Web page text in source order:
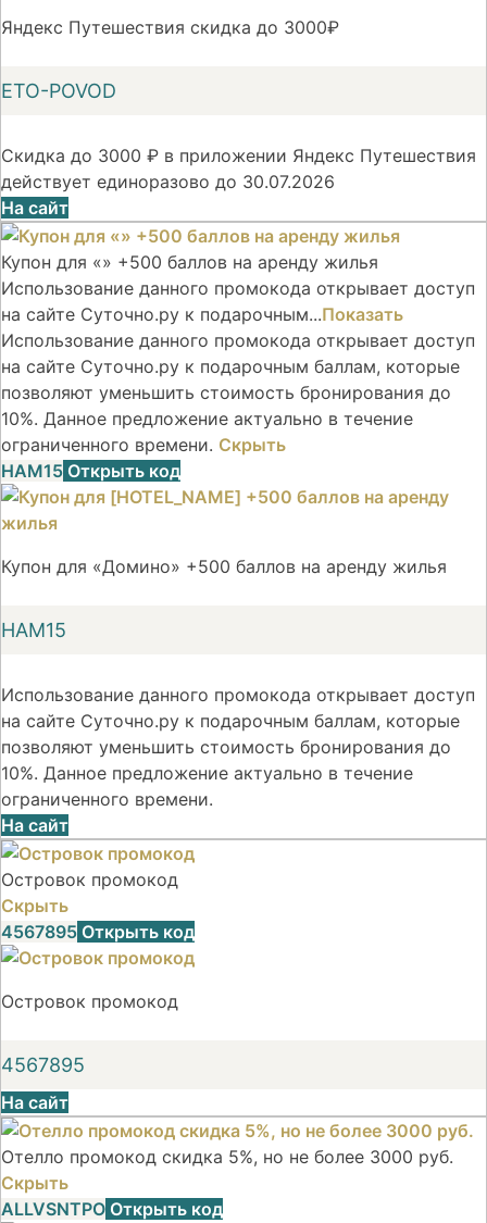
Яндекс Путешествия скидка до 3000₽
ETO-POVOD
Скидка до 3000 ₽ в приложении Яндекс Путешествия
действует единоразово до 30.07.2026
На сайт
Купон для «» +500 баллов на аренду жилья
Использование данного промокода открывает доступ
на сайте Суточно.ру к подарочным...Показать
Использование данного промокода открывает доступ
на сайте Суточно.ру к подарочным баллам, которые
позволяют уменьшить стоимость бронирования до
10%. Данное предложение актуально в течение
ограниченного времени. Скрыть
НАМ15 Открыть код
Купон для «Домино» +500 баллов на аренду жилья
НАМ15
Использование данного промокода открывает доступ
на сайте Суточно.ру к подарочным баллам, которые
позволяют уменьшить стоимость бронирования до
10%. Данное предложение актуально в течение
ограниченного времени.
На сайт
Островок промокод
Скрыть
4567895 Открыть код
Островок промокод
4567895
На сайт
Отелло промокод скидка 5%, но не более 3000 руб.
Скрыть
ALLVSNTPO Открыть код